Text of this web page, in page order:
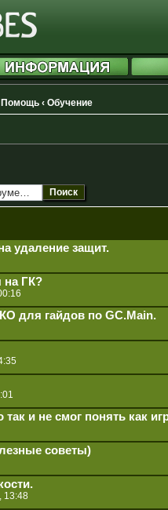
Помощь ‹ Обучение
удаление защит.
на ГК?
для гайдов по GC.Main.
и не смог понять как
советы)
13:48